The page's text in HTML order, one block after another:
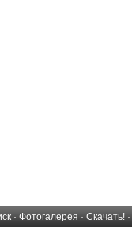
· Фотогалерея · Скачать! ·